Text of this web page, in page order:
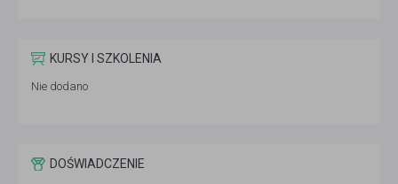
KURSY I SZKOLENIA
Nie dodano
DOŚWIADCZENIE